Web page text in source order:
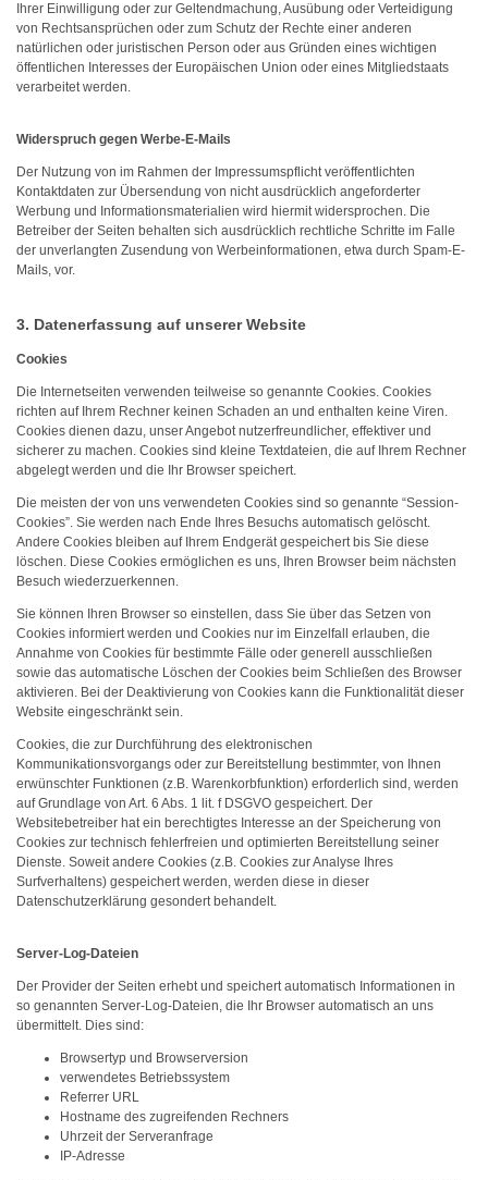
Ihrer Einwilligung oder zur Geltendmachung, Ausübung oder Verteidigung
von Rechtsansprüchen oder zum Schutz der Rechte einer anderen
natürlichen oder juristischen Person oder aus Gründen eines wichtigen
öffentlichen Interesses der Europäischen Union oder eines Mitgliedstaats
verarbeitet werden.
Widerspruch gegen Werbe-E-Mails
Der Nutzung von im Rahmen der Impressumspflicht veröffentlichten
Kontaktdaten zur Übersendung von nicht ausdrücklich angeforderter
Werbung und Informationsmaterialien wird hiermit widersprochen. Die
Betreiber der Seiten behalten sich ausdrücklich rechtliche Schritte im Falle
der unverlangten Zusendung von Werbeinformationen, etwa durch Spam-E-
Mails, vor.
3. Datenerfassung auf unserer Website
Cookies
Die Internetseiten verwenden teilweise so genannte Cookies. Cookies
richten auf Ihrem Rechner keinen Schaden an und enthalten keine Viren.
Cookies dienen dazu, unser Angebot nutzerfreundlicher, effektiver und
sicherer zu machen. Cookies sind kleine Textdateien, die auf Ihrem Rechner
abgelegt werden und die Ihr Browser speichert.
Die meisten der von uns verwendeten Cookies sind so genannte “Session-
Cookies”. Sie werden nach Ende Ihres Besuchs automatisch gelöscht.
Andere Cookies bleiben auf Ihrem Endgerät gespeichert bis Sie diese
löschen. Diese Cookies ermöglichen es uns, Ihren Browser beim nächsten
Besuch wiederzuerkennen.
Sie können Ihren Browser so einstellen, dass Sie über das Setzen von
Cookies informiert werden und Cookies nur im Einzelfall erlauben, die
Annahme von Cookies für bestimmte Fälle oder generell ausschließen
sowie das automatische Löschen der Cookies beim Schließen des Browser
aktivieren. Bei der Deaktivierung von Cookies kann die Funktionalität dieser
Website eingeschränkt sein.
Cookies, die zur Durchführung des elektronischen
Kommunikationsvorgangs oder zur Bereitstellung bestimmter, von Ihnen
erwünschter Funktionen (z.B. Warenkorbfunktion) erforderlich sind, werden
auf Grundlage von Art. 6 Abs. 1 lit. f DSGVO gespeichert. Der
Websitebetreiber hat ein berechtigtes Interesse an der Speicherung von
Cookies zur technisch fehlerfreien und optimierten Bereitstellung seiner
Dienste. Soweit andere Cookies (z.B. Cookies zur Analyse Ihres
Surfverhaltens) gespeichert werden, werden diese in dieser
Datenschutzerklärung gesondert behandelt.
Server-Log-Dateien
Der Provider der Seiten erhebt und speichert automatisch Informationen in
so genannten Server-Log-Dateien, die Ihr Browser automatisch an uns
übermittelt. Dies sind:
Browsertyp und Browserversion
verwendetes Betriebssystem
Referrer URL
Hostname des zugreifenden Rechners
Uhrzeit der Serveranfrage
IP-Adresse